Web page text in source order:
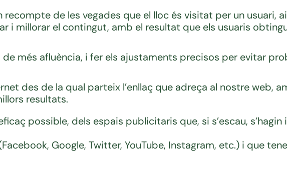
de les vegades que el lloc és visitat per un usuari,
i millorar el contingut, amb el resultat que els usuaris
més afluència, i fer els ajustaments precisos per evitar
des de la qual parteix l’enllaç que adreça al nostre web,
resultats.
possible, dels espais publicitaris que, si s’escau, s’hagin
Google, Twitter, YouTube, Instagram, etc.) i que